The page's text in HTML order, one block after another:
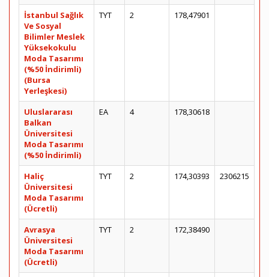
İstanbul Sağlık
Ve Sosyal
Bilimler Meslek
Yüksekokulu
Moda Tasarımı
(%50 İndirimli)
(Bursa
Yerleşkesi)
TYT 2 178,47901
Uluslararası
Balkan
Üniversitesi
Moda Tasarımı
(%50 İndirimli)
EA 4 178,30618
Haliç
Üniversitesi
Moda Tasarımı
(Ücretli)
TYT 2 174,30393 2306215
Avrasya
Üniversitesi
Moda Tasarımı
(Ücretli)
TYT 2 172,38490